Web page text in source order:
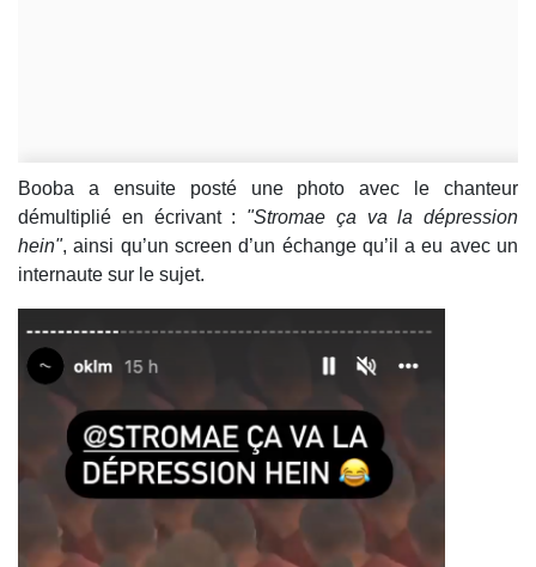
Booba a ensuite posté une photo avec le chanteur
démultiplié en écrivant : "Stromae ça va la dépression
hein", ainsi qu’un screen d’un échange qu’il a eu avec un
internaute sur le sujet.